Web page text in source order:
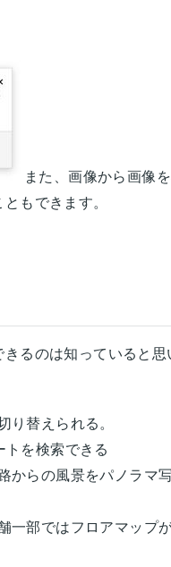
また、画像から画像
もできます。
るのは知っていると
り替えられる。
を検索できる
からの風景をパノラマ
一部ではフロアマップ